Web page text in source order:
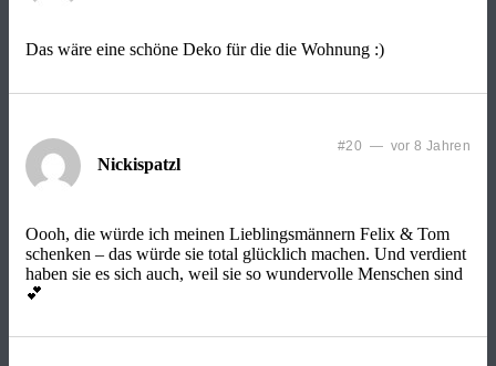
Das wäre eine schöne Deko für die die Wohnung :)
Nickispatzl
#20 — vor 8 Jahren
Oooh, die würde ich meinen Lieblingsmännern Felix & Tom
schenken – das würde sie total glücklich machen. Und verdient
haben sie es sich auch, weil sie so wundervolle Menschen sind
💕